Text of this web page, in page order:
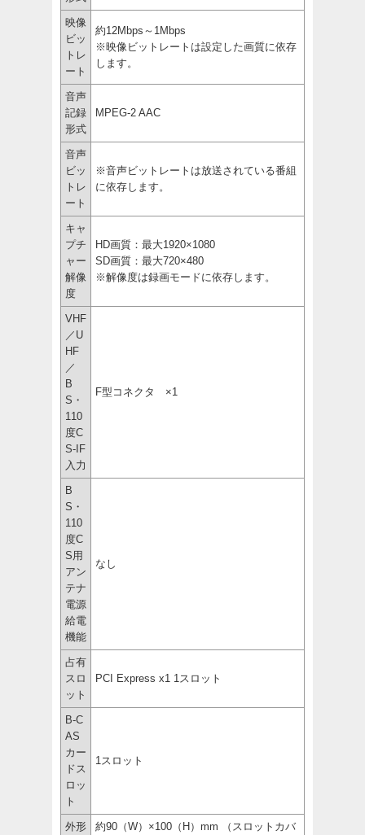
映像
ビッ
トレ
ート
約12Mbps～1Mbps
※映像ビットレートは設定した画質に依存
します。
音声
記録
形式
MPEG-2 AAC
音声
ビッ
トレ
ート
※音声ビットレートは放送されている番組
に依存します。
キャ
プチ
ャー
解像
度
HD画質：最大1920×1080
SD画質：最大720×480
※解像度は録画モードに依存します。
VHF
／U
HF
／
B
S・
110
度C
S-IF
入力
F型コネクタ ×1
B
S・
110
度C
S用
アン
テナ
電源
給電
機能
なし
占有
スロ
ット
PCI Express x1 1スロット
B-C
AS
カー
ドス
ロッ
ト
1スロット
外形
約90（W）×100（H）mm （スロットカバ